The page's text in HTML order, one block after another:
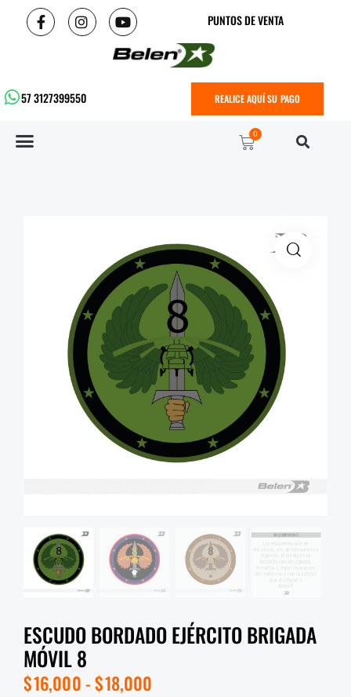
PUNTOS DE VENTA
57 3127399550 REALICE AQUÍ SU PAGO
0
ESCUDO BORDADO EJÉRCITO BRIGADA
MÓVIL 8
$16,000-$18,000